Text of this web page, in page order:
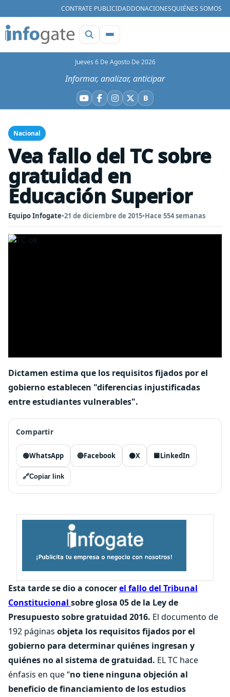
CONTRATE PUBLICIDADDONACIONESQUIÉNES SOMOS
Jueves 6 De Agosto De 2026
Informar, analizar, anticipar
YouTube
Facebook
Instagram
X BBluesky
Nacional
Vea fallo del TC sobre
gratuidad en
Educación Superior
Equipo Infogate•21 de diciembre de 2015•Hace 554 semanas
Dictamen estima que los requisitos fijados por el
gobierno establecen "diferencias injustificadas
entre estudiantes vulnerables".
Compartir
🟢WhatsApp 🔵Facebook ⚫X 🟦LinkedIn
🔗Copiar link
Esta tarde se dio a conocerel fallo del Tribunal
Constitucional sobre glosa 05 de la Ley de
Presupuesto sobre gratuidad 2016. El documento de
192 páginas objeta los requisitos fijados por el
gobierno para determinar quiénes ingresan y
quiénes no al sistema de gratuidad. EL TC hace
énfasis en que “no tiene ninguna objeción al
beneficio de financiamiento de los estudios